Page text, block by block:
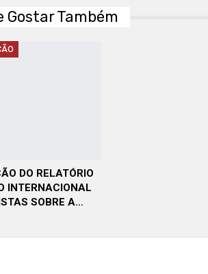
Gostar Também
DO RELATÓRIO
INTERNACIONAL
SOBRE A…